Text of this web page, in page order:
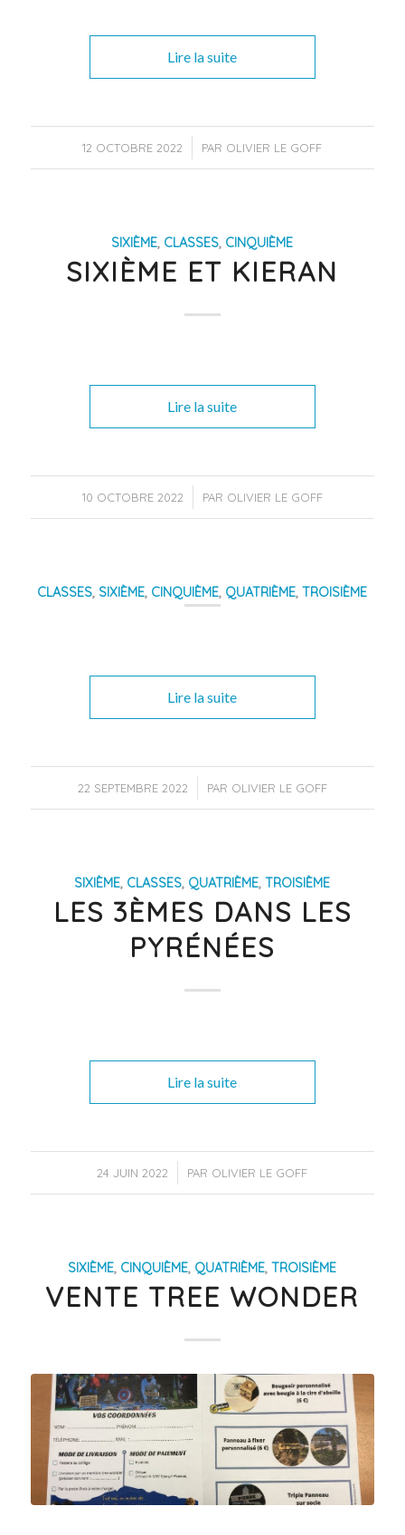
Lire la suite
12 OCTOBRE 2022
/ PAR OLIVIER LE GOFF
SIXIÈME, CLASSES, CINQUIÈME
SIXIÈME ET KIERAN
Lire la suite
10 OCTOBRE 2022
/ PAR OLIVIER LE GOFF
CLASSES, SIXIÈME, CINQUIÈME, QUATRIÈME,TROISIÈME
Lire la suite
22 SEPTEMBRE 2022
/ PAR OLIVIER LE GOFF
SIXIÈME, CLASSES, QUATRIÈME,TROISIÈME
LES 3ÈMES DANS LES
PYRÉNÉES
Lire la suite
24 JUIN 2022
/ PAR OLIVIER LE GOFF
SIXIÈME, CINQUIÈME, QUATRIÈME,TROISIÈME
VENTE TREE WONDER